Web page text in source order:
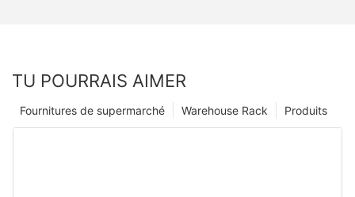
TU POURRAIS AIMER
Produits
Warehouse Rack
Fournitures de supermarché